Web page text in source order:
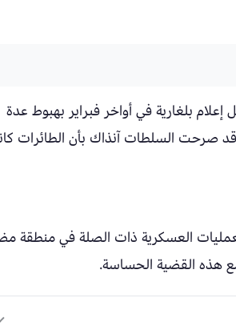
بلغارية في أواخر فبراير بهبوط عدة
صرحت السلطات آنذاك بأن الطائرات
العسكرية ذات الصلة في منطقة
مع هذه القضية الحساسة.